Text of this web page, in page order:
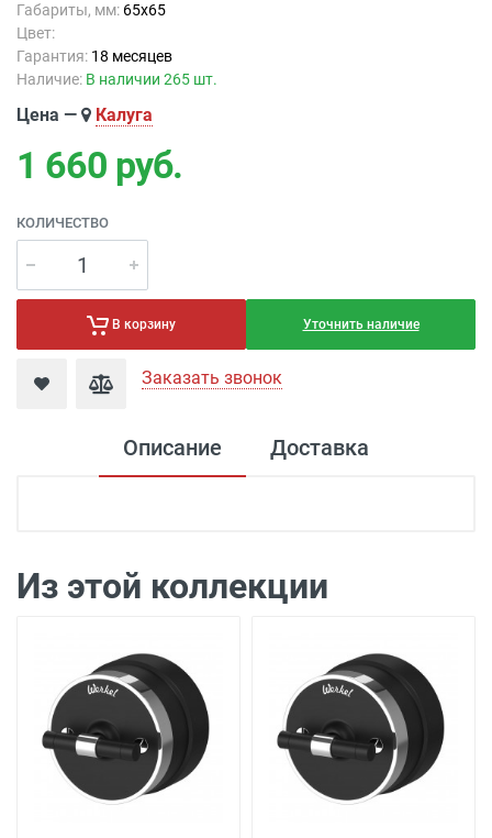
Габариты, мм: 65x65
Цвет:
Гарантия: 18 месяцев
Наличие: В наличии 265 шт.
Цена — Калуга
1 660 руб.
КОЛИЧЕСТВО
В корзину Уточнить наличие
Заказать звонок
Описание Доставка
подъезда)
Доставка г. Калуга 100 рублей (самовывоз
Минимальная партия покупки
Минимальный заказ 2500 рублей.
Из этой коллекции